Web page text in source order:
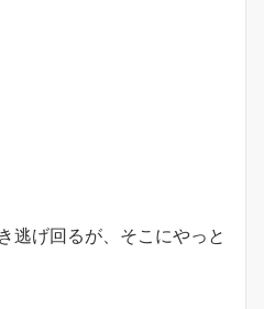
逃げ回るが、そこにやっと